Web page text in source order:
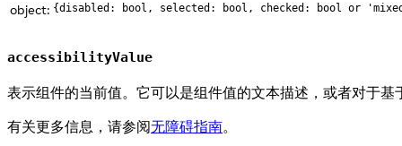
object: {disabled: bool, selected: bool, checked: bool or
accessibilityValue
表示组件的当前值。它可以是组件值的文本描述，或者对于
有关更多信息，请参阅无障碍指南。